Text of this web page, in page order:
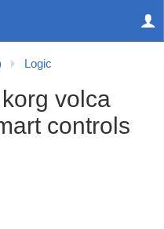
Logic
volca
controls